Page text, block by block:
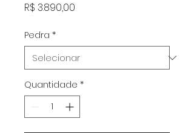
R$ 3.890,00
Pedra *
Quantidade *